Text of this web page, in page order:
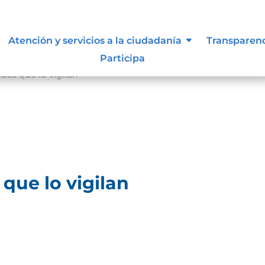
Atención y servicios a la ciudadanía
Participa
que lo vigilan
lo vigilan